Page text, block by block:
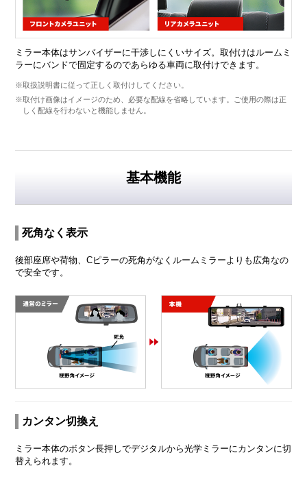
ミラー本体はサンバイザーに干渉しにくいサイズ。取付けはルームミ
ラーにバンドで固定するのであらゆる車両に取付けできます。
※取扱説明書に従って正しく取付けしてください。
※取付け画像はイメージのため、必要な配線を省略しています。ご使用の際は正
しく配線を行わないと機能しません。
基本機能
死角なく表示
後部座席や荷物、Cピラーの死角がなくルームミラーよりも広角なの
で安全です。
カンタン切換え
ミラー本体のボタン長押しでデジタルから光学ミラーにカンタンに切
替えられます。